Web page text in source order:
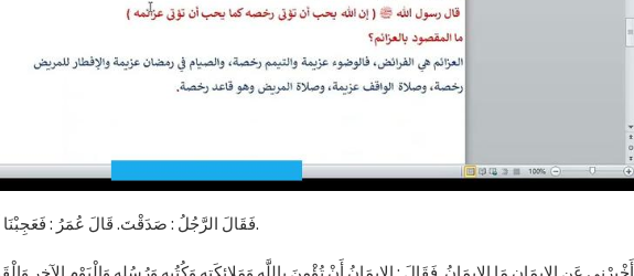
فَقَالَ الرَّجُلُ : صَدَقْتَ. قَالَ عُمَرُ : فَعَجِبْنَا لَهُ يَسْأَلُهُ وَيُصَدِّقُهُ. ثُمَّ قَالَ : يَا مُحَمَّدُ.